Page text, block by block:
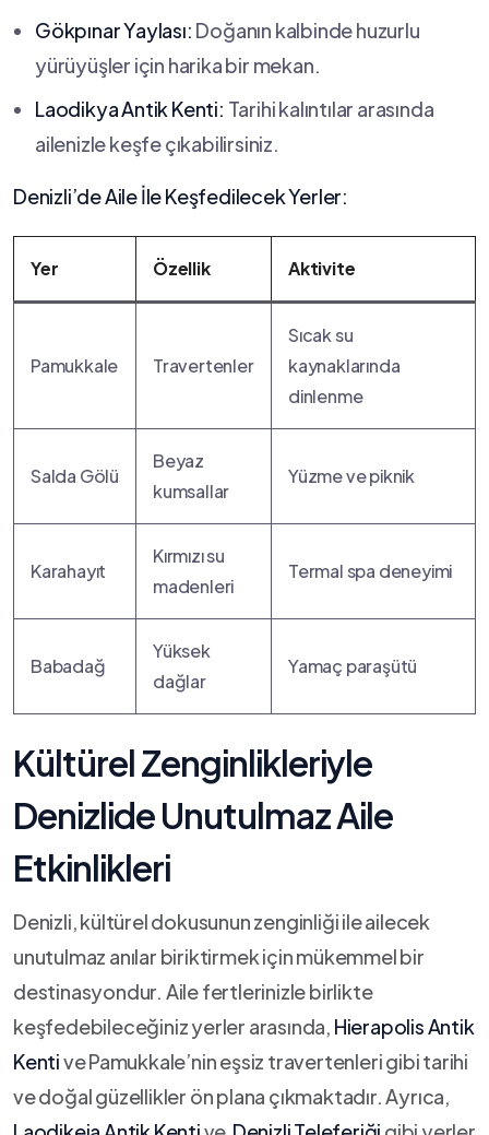
Gökpınar Yaylası: Doğanın kalbinde huzurlu
yürüyüşler için harika bir mekan.
Laodikya Antik Kenti: Tarihi kalıntılar arasında
ailenizle keşfe çıkabilirsiniz.
Denizli’de Aile ​İle Keşfedilecek Yerler:
Yer Özellik Aktivite
Pamukkale Travertenler
Sıcak su
kaynaklarında
dinlenme
Salda Gölü
Beyaz
kumsallar
Yüzme ve piknik
Karahayıt
Kırmızı su
madenleri
Termal spa deneyimi
Babadağ
Yüksek
dağlar
Yamaç paraşütü
Kültürel Zenginlikleriyle
Denizlide Unutulmaz Aile
Etkinlikleri
Denizli,‍ kültürel dokusunun zenginliği ile ailecek
unutulmaz anılar biriktirmek için mükemmel bir
destinasyondur. Aile fertlerinizle birlikte
keşfedebileceğiniz ​yerler arasında, Hierapolis Antik
Kentive ⁤Pamukkale’nin eşsiz travertenleri gibi tarihi
ve doğal‌ güzellikler ön plana çıkmaktadır. Ayrıca,